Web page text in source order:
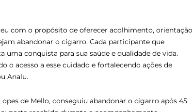
com o propósito de oferecer acolhimento, orientação
abandonar o cigarro. Cada participante que
uma conquista para sua saúde e qualidade de vida.
o acesso a esse cuidado e fortalecendo ações de
Analu.
de Mello, conseguiu abandonar o cigarro após 45